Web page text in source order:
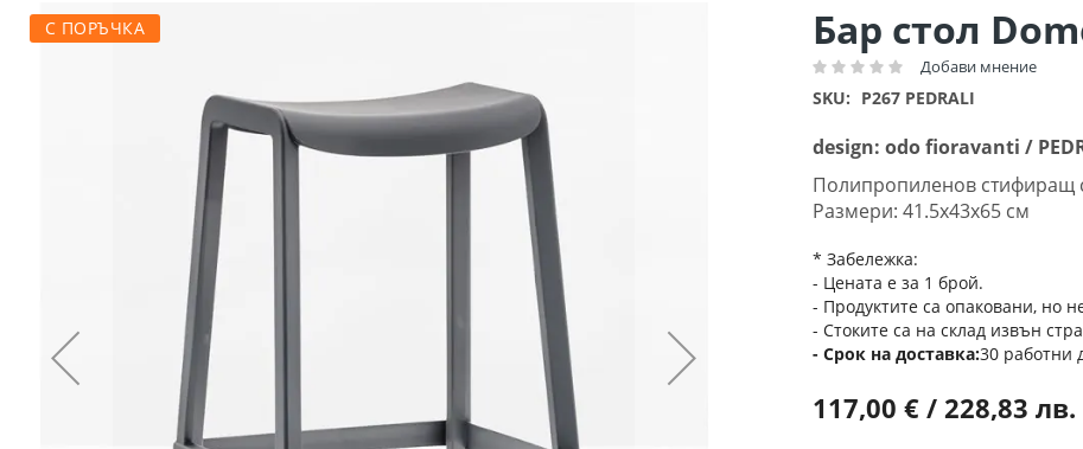
Бар стол
Рейтинг: Добави мнение
SKU P267 PEDRALI
design: odo fioravanti /
Полипропиленов стифиращ
Размери: 41.5х43х65 см
* Забележка:
- Цената е за 1 брой.
- Продуктите са опаковани, но
- Стоките са на склад извън
Срок на доставка 30 работни
117,00 € / 228,83 лв.
С ПОРЪЧКА
Преминете
към